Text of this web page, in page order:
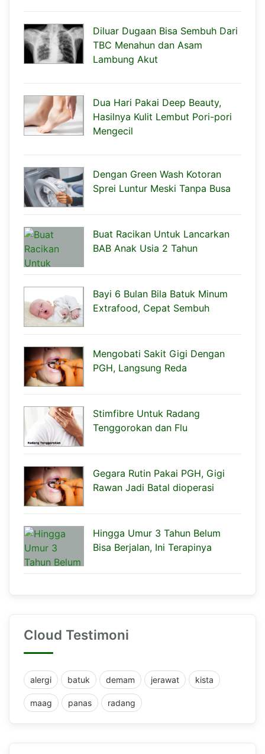
Diluar Dugaan Bisa Sembuh Dari
TBC Menahun dan Asam
Lambung Akut
Dua Hari Pakai Deep Beauty,
Hasilnya Kulit Lembut Pori-pori
Mengecil
Dengan Green Wash Kotoran
Sprei Luntur Meski Tanpa Busa
Buat Racikan Untuk Lancarkan
BAB Anak Usia 2 Tahun
Bayi 6 Bulan Bila Batuk Minum
Extrafood, Cepat Sembuh
Mengobati Sakit Gigi Dengan
PGH, Langsung Reda
Stimfibre Untuk Radang
Tenggorokan dan Flu
Gegara Rutin Pakai PGH, Gigi
Rawan Jadi Batal dioperasi
Hingga Umur 3 Tahun Belum
Bisa Berjalan, Ini Terapinya
Cloud Testimoni
alergi batuk demam jerawat kista
maag panas radang